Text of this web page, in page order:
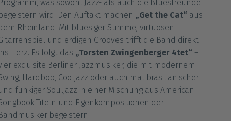
Programm, was sowohl Jazz- als auch die Bluesfreunde
begeistern wird. Den Auftakt machen „Get the Cat“ aus
Rheinland. Mit bluesiger Stimme, virtuosen
und erdigen Grooves trifft die Band direkt
Herz. Es folgt das „Torsten Zwingenberger 4tet“ –
exquisite Berliner Jazzmusiker, die mit modernem
Hardbop, Cooljazz oder auch mal brasilianischer
funkiger Souljazz in einer Mischung aus American
Titeln und Eigenkompositionen der
Bandmusiker begeistern.